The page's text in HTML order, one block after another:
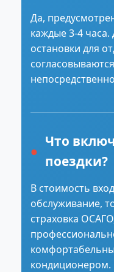
Да,
каждые 3-4
остановки для
Что
поездки?
В стоимость
обслуживание,
страховка
кондиционером.